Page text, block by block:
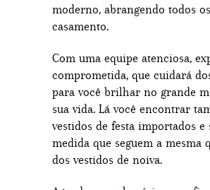
moderno, abrangendo todos
casamento.
Com uma equipe atenciosa,
comprometida, que cuidará
para você brilhar no grande
sua vida. Lá você encontrar
vestidos de festa importados e
medida que seguem a mesma
dos vestidos de noiva.